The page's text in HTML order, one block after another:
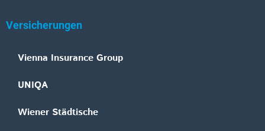
Versicherungen
Vienna Insurance Group
UNIQA
Wiener Städtische